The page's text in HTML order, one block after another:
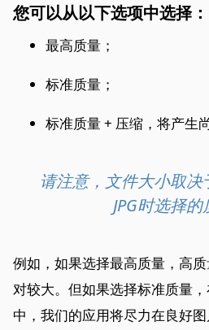
您可以从以下选项中选择：
最高质量；
标准质量；
标准质量 + 压缩，将产生
请注意，文件大小取决
JPG时选择的
例如，如果选择最高质量，高
对较大。但如果选择标准质量，
中，我们的应用将尽力在良好